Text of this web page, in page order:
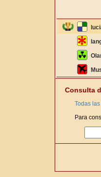
Consulta
Todas
Para